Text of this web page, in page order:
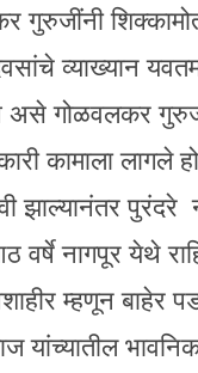
गुरुजींनी
व्याख्यान
असे गोळवलकर
कामाला
झाल्यानंतर
वर्षे नागपूर येथे
म्हणून बाहेर
यांच्यातील